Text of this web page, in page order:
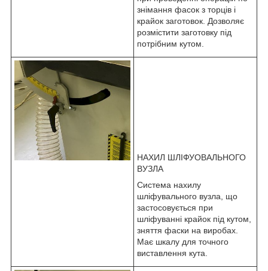
знімання фасок з торців і
крайок заготовок. Дозволяє
розмістити заготовку під
потрібним кутом.
НАХИЛ ШЛІФУОВАЛЬНОГО
ВУЗЛА
Система нахилу
шліфувального вузла, що
застосовується при
шліфуванні крайок під кутом,
зняття фаски на виробах.
Має шкалу для точного
виставлення кута.